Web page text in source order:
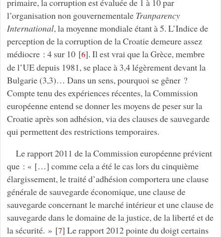
primaire, la corruption est évaluée de 1 à 10 par
l’organisation non gouvernementale Tranparency
International, la moyenne mondiale étant à 5. L’Indice de
perception de la corruption de la Croatie demeure assez
médiocre : 4 sur 10[6]. Il est vrai que la Grèce, membre
de l’UE depuis 1981, se place à 3,4 légèrement devant la
Bulgarie (3,3)… Dans un sens, pourquoi se gêner ?
Compte tenu des expériences récentes, la Commission
européenne entend se donner les moyens de peser sur la
Croatie après son adhésion, via des clauses de sauvegarde
qui permettent des restrictions temporaires.
Le rapport 2011 de la Commission européenne prévient
que : « […] comme cela a été le cas lors du cinquième
élargissement, le traité d’adhésion comportera une clause
générale de sauvegarde économique, une clause de
sauvegarde concernant le marché intérieur et une clause de
sauvegarde dans le domaine de la justice, de la liberté et de
la sécurité. » [7] Le rapport 2012 pointe du doigt certains